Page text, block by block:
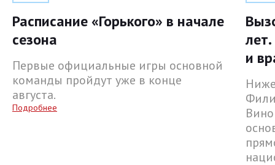
Расписание «Горького» в начале
сезона
Первые официальные игры основной
команды пройдут уже в конце
августа.
Подробнее
и